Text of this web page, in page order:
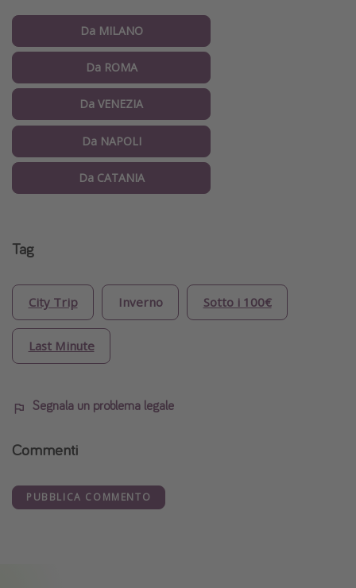
Da MILANO
Da ROMA
Da VENEZIA
Da NAPOLI
Da CATANIA
Tag
City Trip Inverno Sotto i 100€
Last Minute
Segnala un problema legale
Commenti
PUBBLICA COMMENTO